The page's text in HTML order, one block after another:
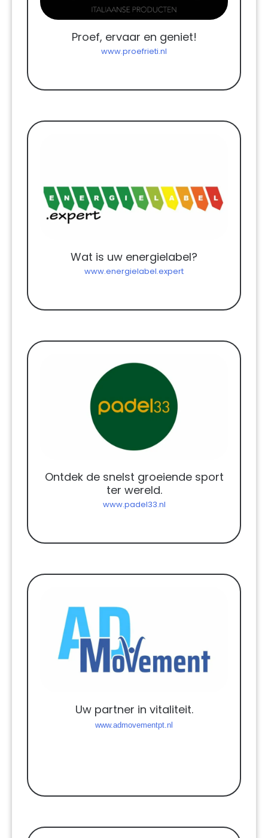
Proef, ervaar en geniet!
www.proefrieti.nl
Wat is uw energielabel?
www.energielabel.expert
Ontdek de snelst groeiende sport
ter wereld.
www.padel33.nl
Uw partner in vitaliteit.
www.admovementpt.nl